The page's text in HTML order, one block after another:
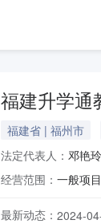
福建升学通
福建省 | 福州市
法定代表人： 邓艳玲
经营范围：
最新动态： 2024-